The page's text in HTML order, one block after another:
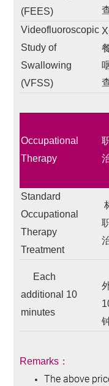
(FEES)
Videofluoroscopic
Study of
Swallowing
(VFSS)
Occupational
Therapy
Standard
Occupational
Therapy
Treatment
Each
additional 10
minutes
Remarks ：
The above